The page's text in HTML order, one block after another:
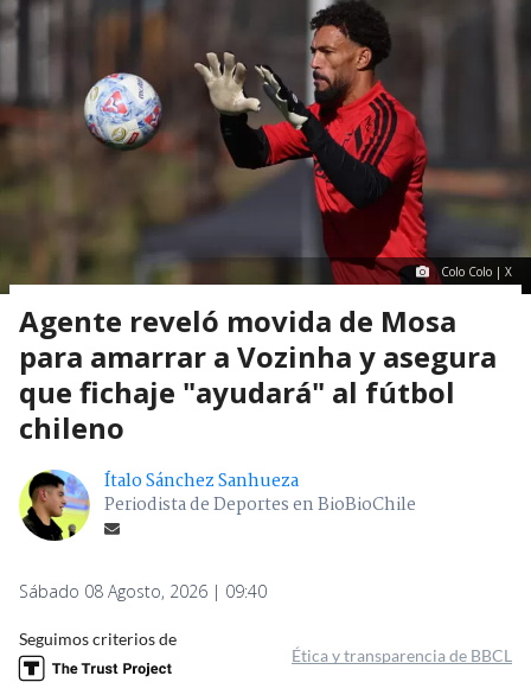
Colo Colo | X
Agente reveló movida de Mosa
para amarrar a Vozinha y asegura
que fichaje "ayudará" al fútbol
chileno
Ítalo Sánchez Sanhueza
Periodista de Deportes en BioBioChile
Sábado 08 Agosto, 2026 | 09:40
Seguimos criterios de
Ética y transparencia de BBCL